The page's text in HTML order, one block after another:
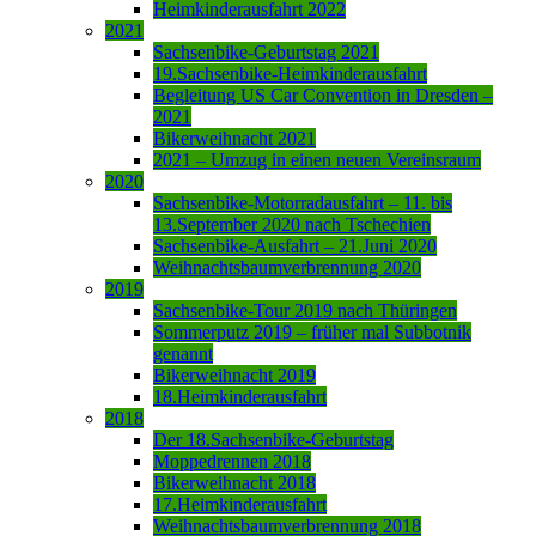
Heimkinderausfahrt 2022
2021
Sachsenbike-Geburtstag 2021
19.Sachsenbike-Heimkinderausfahrt
Begleitung US Car Convention in Dresden –
2021
Bikerweihnacht 2021
2021 – Umzug in einen neuen Vereinsraum
2020
Sachsenbike-Motorradausfahrt – 11. bis
13.September 2020 nach Tschechien
Sachsenbike-Ausfahrt – 21.Juni 2020
Weihnachtsbaumverbrennung 2020
2019
Sachsenbike-Tour 2019 nach Thüringen
Sommerputz 2019 – früher mal Subbotnik
genannt
Bikerweihnacht 2019
18.Heimkinderausfahrt
2018
Der 18.Sachsenbike-Geburtstag
Moppedrennen 2018
Bikerweihnacht 2018
17.Heimkinderausfahrt
Weihnachtsbaumverbrennung 2018